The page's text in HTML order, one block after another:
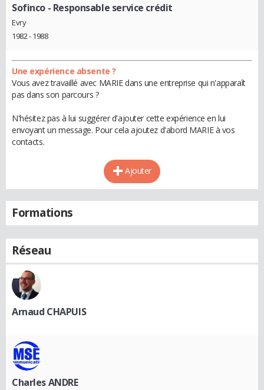
Sofinco - Responsable service crédit
Evry
1982 - 1988
Une expérience absente ?
Vous avez travaillé avec MARIE dans une entreprise qui n'apparaît
pas dans son parcours ?
N'hésitez pas à lui suggérer d'ajouter cette expérience en lui
envoyant un message. Pour cela ajoutez d'abord MARIE à vos
contacts.
Ajouter
Formations
Réseau
Arnaud CHAPUIS
Charles ANDRE